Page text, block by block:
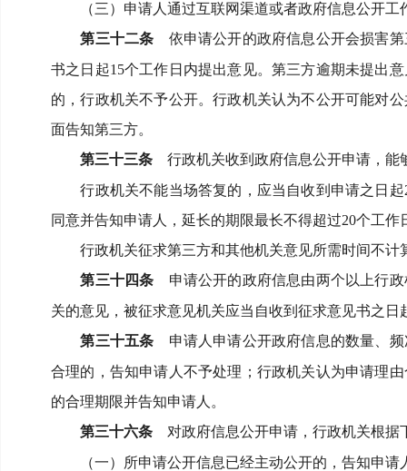
（三）申请人通过互联网渠道或者政府信息公开
第三十二条 依申请公开的政府信息公开会损害
书之日起15个工作日内提出意见。第三方逾期未提出
的，行政机关不予公开。行政机关认为不公开可能对
面告知第三方。
第三十三条 行政机关收到政府信息公开申请，能
行政机关不能当场答复的，应当自收到申请之日起
同意并告知申请人，延长的期限最长不得超过20个工作
行政机关征求第三方和其他机关意见所需时间不计
第三十四条 申请公开的政府信息由两个以上行
关的意见，被征求意见机关应当自收到征求意见书之日
第三十五条 申请人申请公开政府信息的数量、
合理的，告知申请人不予处理； 行政机关认为申请理
的合理期限并告知申请人。
第三十六条 对政府信息公开申请，行政机关根据
（一）所申请公开信息已经主动公开的，告知申